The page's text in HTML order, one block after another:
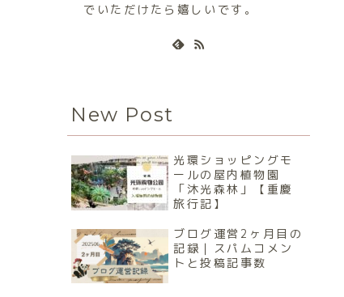
でいただけたら嬉しいです。
New Post
光環ショッピングモ
ールの屋内植物園
「沐光森林」【重慶
旅行記】
ブログ運営2ヶ月目の
記録｜スパムコメン
トと投稿記事数